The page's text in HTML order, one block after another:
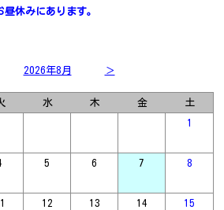
休みにあります。
2026年8月 ＞
水 木 金
土
1
5 6 7 8
12 13 14 15